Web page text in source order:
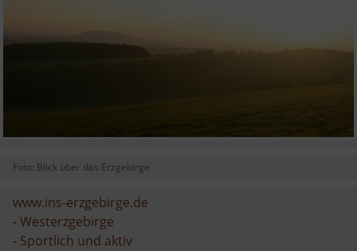
Foto: Blick über das Erzgebirge
www.ins-erzgebirge.de
-Westerzgebirge
- Sportlich und aktiv